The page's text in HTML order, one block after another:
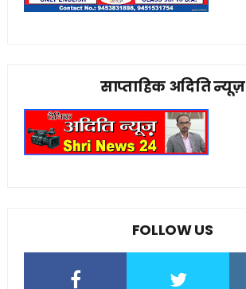
साप्ताहिक अदिति न्यूज़
FOLLOW US